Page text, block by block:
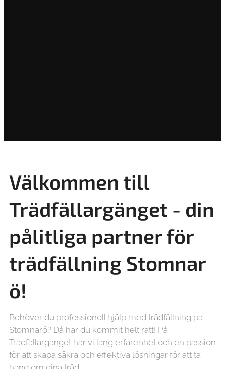
Välkommen till
Trädfällargänget - din
pålitliga partner för
trädfällning Stomnar
ö!
Behöver du professionell hjälp med trädfällning på
Stomnarö? Då har du kommit helt rätt! På
Trädfällargänget har vi lång erfarenhet och en passion
för att skapa säkra och effektiva lösningar för att ta